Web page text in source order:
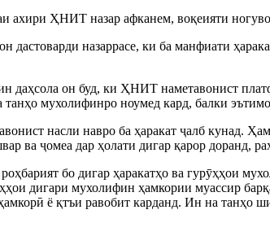
ахири ҲНИТ назар афканем, воқеияти
дастоварди назаррасе, ки ба манфиати
даҳсола он буд, ки ҲНИТ наметавонист
мухолифинро ноумед кард, балки
насли навро ба ҳаракат ҷалб кунад.
ва ҷомеа дар ҳолати дигар қарор доранд,
бо дигар ҳаракатҳо ва гурӯҳҳои
дигари мухолифин ҳамкории муассир
ё қтъи равобит карданд. Ин на танҳо